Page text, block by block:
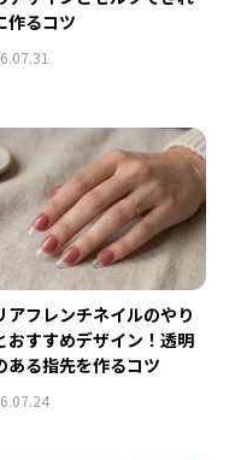
作るコツ
アフレンチネイルのやり
おすすめデザイン！透明
ある指先を作るコツ